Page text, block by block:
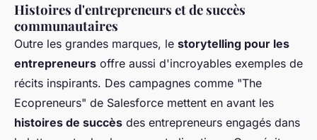
Histoires d'entrepreneurs et de succès
communautaires
Outre les grandes marques, le storytelling pour les
entrepreneurs offre aussi d'incroyables exemples de
récits inspirants. Des campagnes comme "The
Ecopreneurs" de Salesforce mettent en avant les
histoires de succès des entrepreneurs engagés dans